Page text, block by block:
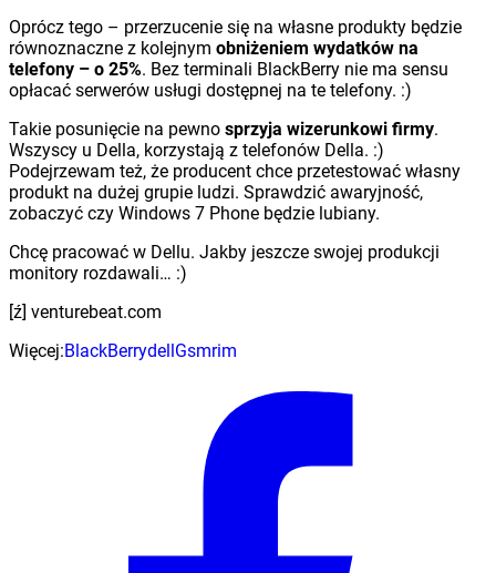
Oprócz tego – przerzucenie się na własne produkty będzie
równoznaczne z kolejnym obniżeniem wydatków na
telefony – o 25%. Bez terminali BlackBerry nie ma sensu
opłacać serwerów usługi dostępnej na te telefony. :)
Takie posunięcie na pewno sprzyja wizerunkowi firmy.
Wszyscy u Della, korzystają z telefonów Della. :)
Podejrzewam też, że producent chce przetestować własny
produkt na dużej grupie ludzi. Sprawdzić awaryjność,
zobaczyć czy Windows 7 Phone będzie lubiany.
Chcę pracować w Dellu. Jakby jeszcze swojej produkcji
monitory rozdawali… :)
[ź] venturebeat.com
Więcej:BlackBerrydellGsmrim